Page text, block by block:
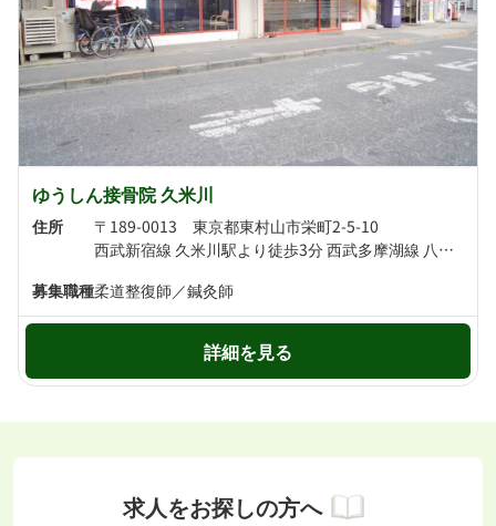
ゆうしん接骨院 久米川
住所
〒189-0013 東京都東村山市栄町2-5-10
西武新宿線 久米川駅より徒歩3分 西武多摩湖線 八坂駅より徒歩9分
募集職種柔道整復師／鍼灸師
詳細を見る
求人をお探しの方へ